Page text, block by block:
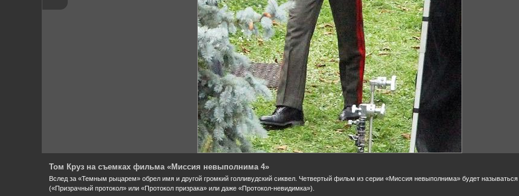
Том Круз на съемках фильма «Миссия невыполнима 4»
Вслед за «Темным рыцарем» обрел имя и другой громкий голливудский сиквел. Четвертый фильм из серии «Миссия невыполнима» будет
(«Призрачный протокол» или «Протокол призрака» или даже «Протокол-невидимка»).